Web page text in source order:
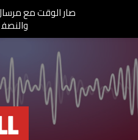
صار الوقت مع
والنصف